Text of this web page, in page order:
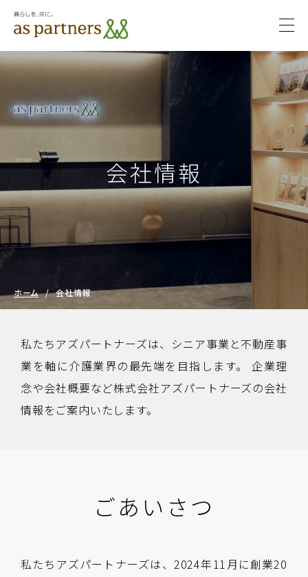
会社情報
ホーム / 会社情報
私たちアズパートナーズは、シニア事業と不動産事
業を軸に介護業界の最先端を目指します。
企業理
念や会社概要など株式会社アズパートナーズの会社
情報をご案内いたします。
ごあいさつ
私たちアズパートナーズは、2024年11月に創業20
リティ
ナビリ